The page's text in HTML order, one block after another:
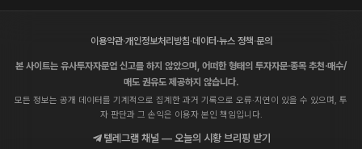
이용약관·개인정보처리방침·데이터·뉴스 정책·문의
본 사이트는 유사투자자문업 신고를 하지 않았으며, 어떠한 형태의 투자자문·종목 추천·매수/
매도 권유도 제공하지 않습니다.
모든 정보는 공개 데이터를 기계적으로 집계한 과거 기록으로 오류·지연이 있을 수 있으며, 투
자 판단과 그 손익은 이용자 본인 책임입니다.
텔레그램 채널 — 오늘의 시황 브리핑 받기